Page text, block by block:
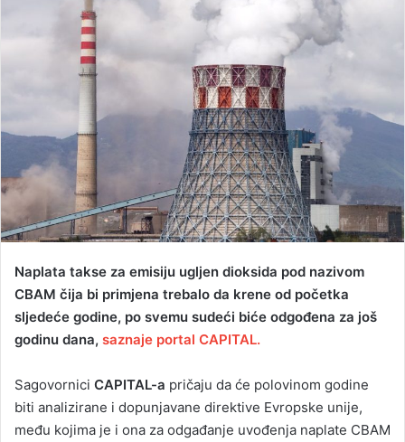
Naplata takse za emisiju ugljen dioksida pod nazivom
CBAM čija bi primjena trebalo da krene od početka
sljedeće godine, po svemu sudeći biće odgođena za još
godinu dana, saznaje portal CAPITAL.
Sagovornici CAPITAL-a pričaju da će polovinom godine
biti analizirane i dopunjavane direktive Evropske unije,
među kojima je i ona za odgađanje uvođenja naplate CBAM